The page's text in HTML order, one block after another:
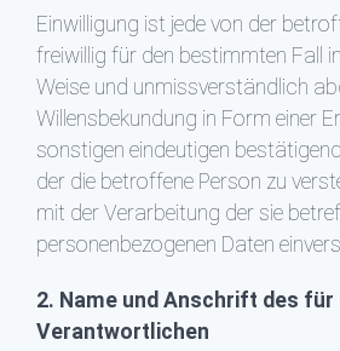
Einwilligung ist jede von der
freiwillig für den bestimmten Fall
Weise und unmissverständlich
Willensbekundung in Form einer
sonstigen eindeutigen
der die betroffene Person zu
mit der Verarbeitung der sie
personenbezogenen Daten
2. Name und Anschrift des
Verantwortlichen